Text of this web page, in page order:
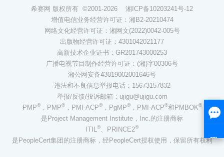
希赛网 版权所有 ©2001-2026 湘ICP备10203241号-12
增值电信业务经营许可证：湘B2-20210474
网络文化经营许可证：湘网文(2022)0042-005号
出版物经营许可证：4301042021177
高新技术企业证书：GR201743000253
广播电视节目制作经营许可证：(湘)字00306号
湘公网安备43019002001646号
违法和不良信息举报电话：15673157832
举报/反馈/投诉邮箱：ujigu@ujigu.com
PMP®，PMP®，PMI-ACP®，PgMP®，PMI-ACP®和PMBOK®
是Project Management Institute，Inc.的注册商标
ITIL®、PRINCE2®
是PeopleCert集团的注册商标，经PeopleCert授权使用，保留所有权利